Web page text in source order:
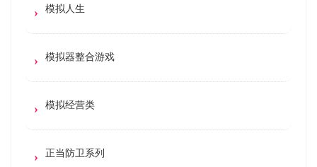
模拟人生
模拟器整合游戏
模拟经营类
正当防卫系列